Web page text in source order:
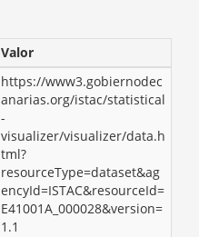
Valor
https://www3.gobiernodec
anarias.org/istac/statistical
-
visualizer/visualizer/data.h
tml?
resourceType=dataset&ag
encyId=ISTAC&resourceId=
E41001A_000028&version=
1.1